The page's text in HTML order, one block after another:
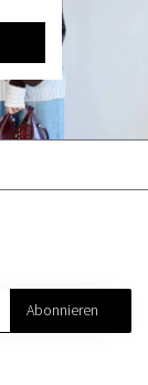
Abonnieren